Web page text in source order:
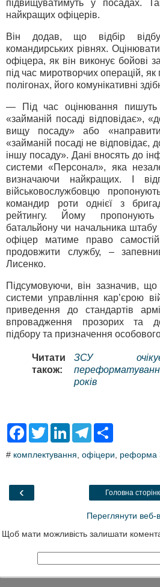
підвищуватимуть у посадах.
найкращих офіцерів.
Він додав, що відбір
командирських рівнях.
офіцера, як він виконує бойові
під час миротворчих операцій,
полігонах, його комунікативні
— Під час оцінювання пишуть
«займаній посаді відповідає»,
вищу посаду» або
«займаній посаді не відповідає,
іншу посаду». Дані вносять до
системи «Персонал», яка
визначаючи найкращих. І
військовослужбовцю
командир роти однієї з
рейтингу. Йому
батальйону чи начальника штабу
офіцер матиме право
продовжити службу, –
Лисенко.
Підсумовуючи, він зазначив,
системи управління кар’єрою
приведення до стандартів
впровадження прозорих та
підбору та призначення
Читати
також:
ЗСУ
років
F
e
o
T
t
L
k
T
e
a
r
# комплектування, офіцери, реформа
‹ Головна
Переглянути веб-
Щоб мати можливість залишати